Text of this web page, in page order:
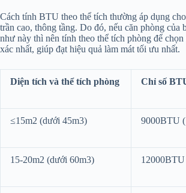
Cách tính BTU theo thể tích thường áp dụng
trần cao, thông tầng. Do đó, nếu căn phòng của
như này thì nên tính theo thể tích phòng để
xác nhất, giúp đạt hiệu quả làm mát tối ưu nhất.
Diện tích và thể tích phòng Chỉ số
≤15m2 (dưới 45m3) 9000BTU
15-20m2 (dưới 60m3)